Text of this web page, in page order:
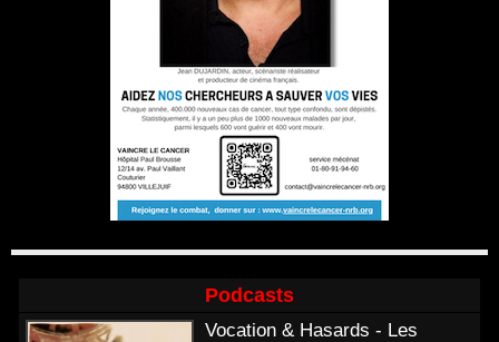
Podcasts
Vocation & Hasards - Les